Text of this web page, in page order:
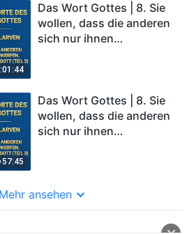
Das Wort Gottes | 8. Sie
wollen, dass die anderen
sich nur ihnen
57:45
Das Wort Gottes | 8. Sie
wollen, dass die anderen
sich nur ihnen
Mehr ansehen